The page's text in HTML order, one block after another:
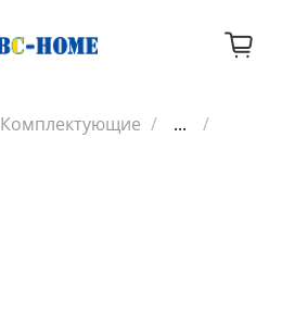
Комплектующие
...